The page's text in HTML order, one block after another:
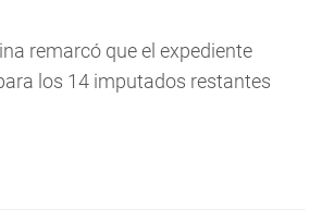
remarcó que el expediente
los 14 imputados restantes